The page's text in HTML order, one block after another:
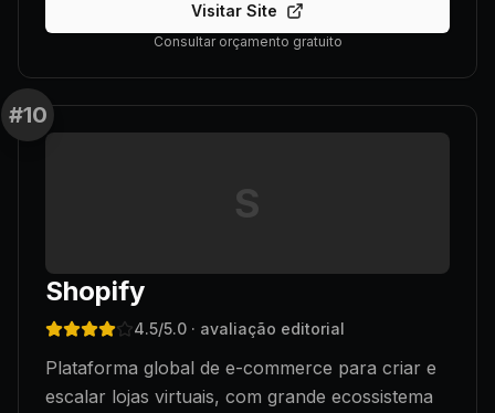
Visitar Site
Consultar orçamento gratuito
#10
S
Shopify
4.5/5.0 · avaliação editorial
Plataforma global de e-commerce para criar e
escalar lojas virtuais, com grande ecossistema